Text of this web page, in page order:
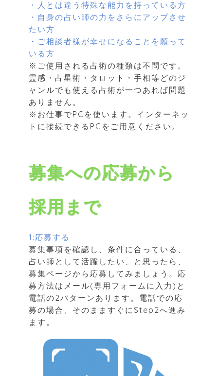
・人とは違う特殊な能力を持っている方
・自身の占い師の力をさらにアップさせ
たい方
・ご相談者様が幸せになることを願って
いる方
※ご使用される占術の種類は不問です。
霊感・占星術・タロット・手相等どのジ
ャンルでも使える占術が一つあれば問題
ありません。
※お仕事でPCを使います。インターネッ
トに接続できるPCをご用意ください。
募集への応募から
採用まで
1:応募する
募集事項を確認し、条件に合っている、
占い師として活躍したい、と思ったら、
募集ページから応募してみましょう。応
募方法はメール(専用フォームに入力)と
電話の2パターンあります。電話での応
募の場合、そのまますぐにStep2へ進み
ます。